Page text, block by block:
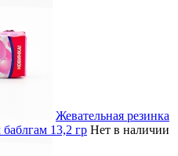
Жевательная резинка
баблгам 13,2 гр Нет в наличии